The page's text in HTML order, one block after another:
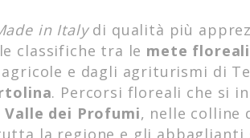
in Italydi qualità più
classifiche tra le mete
e dagli agriturismi di
. Percorsi floreali che si
Valle dei Profumi, nelle colline
la regione e gli